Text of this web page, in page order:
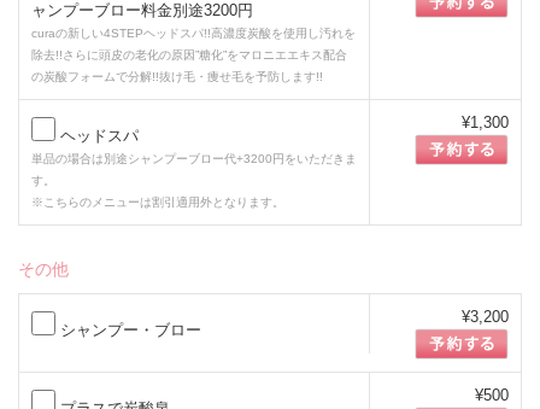
ャンプーブロー料金別途3200円
curaの新しい4STEPヘッドスパ!!高濃度炭酸を使用し汚れを
除去!!さらに頭皮の老化の原因”糖化”をマロニエエキス配合
の炭酸フォームで分解!!抜け毛・痩せ毛を予防します!!
ヘッドスパ
単品の場合は別途シャンプーブロー代+3200円をいただきま
す。
※こちらのメニューは割引適用外となります。
¥1,300
その他
シャンプー・ブロー
¥3,200
¥500